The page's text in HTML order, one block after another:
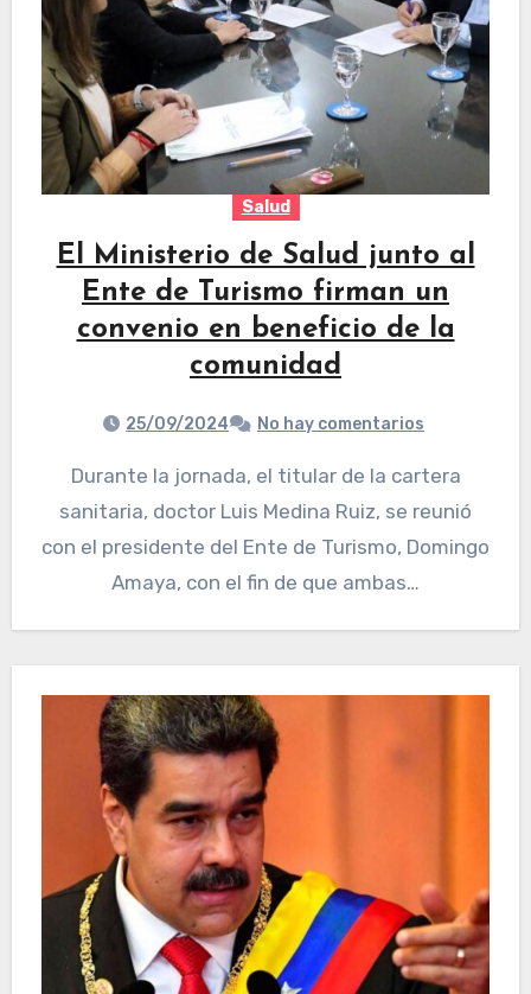
Salud
El Ministerio de Salud junto al
Ente de Turismo firman un
convenio en beneficio de la
comunidad
25/09/2024 No hay comentarios
Durante la jornada, el titular de la cartera
sanitaria, doctor Luis Medina Ruiz, se reunió
con el presidente del Ente de Turismo, Domingo
Amaya, con el fin de que ambas…